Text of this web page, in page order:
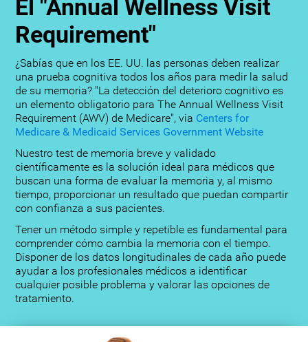
El "Annual Wellness Visit
Requirement"
¿Sabías que en los EE. UU. las personas deben realizar
una prueba cognitiva todos los años para medir la salud
de su memoria? "La detección del deterioro cognitivo es
un elemento obligatorio para The Annual Wellness Visit
Requirement (AWV) de Medicare", via Centers for
Medicare & Medicaid Services Government Website
Nuestro test de memoria breve y validado
científicamente es la solución ideal para médicos que
buscan una forma de evaluar la memoria y, al mismo
tiempo, proporcionar un resultado que puedan compartir
con confianza a sus pacientes.
Tener un método simple y repetible es fundamental para
comprender cómo cambia la memoria con el tiempo.
Disponer de los datos longitudinales de cada año puede
ayudar a los profesionales médicos a identificar
cualquier posible problema y valorar las opciones de
tratamiento.